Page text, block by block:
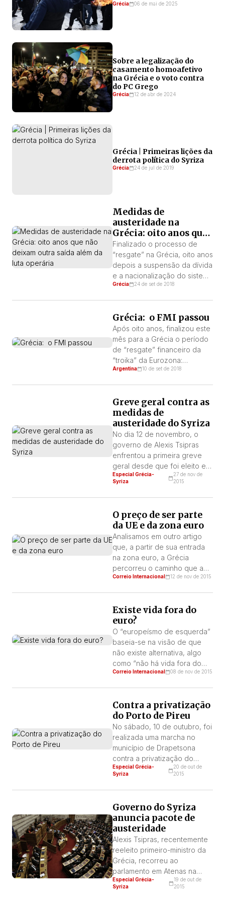
Grécia 06 de mai de 2025
Sobre a legalização do
casamento homoafetivo
na Grécia e o voto contra
do PC Grego
Grécia 12 de abr de 2024
Grécia | Primeiras lições da
derrota política do Syriza
Grécia 24 de jul de 2019
Medidas de
austeridade na
Grécia: oito anos que
não deixam outra
saída além da luta
operária
Finalizado o processo de
“resgate” na Grécia, oito anos
depois a suspensão da dívida
e a nacionalização do sistema
financeiro ainda estão
entender o que está
acontecendo na Grécia e por
que está acontecendo dessa
forma; entender para onde o
país helênico está indo e tirar
conclusões a […]
Grécia 24 de set de 2018
Grécia: o FMI passou
Após oito anos, finalizou este
mês para a Grécia o período
de “resgate” financeiro da
“troika” da Eurozona:
Comissão Europeia (CE), o
Internacional (FMI), liderado
por este último organismo
imperial e suas receitas
econômicas. As
consequências estão à vista:
recessão, desemprego,
infraestruturas deterioradas,
território fiscal privatizado,
aumento […]
Argentina 10 de set de 2018
Greve geral contra as
medidas de
austeridade do Syriza
No dia 12 de novembro, o
governo de Alexis Tsipras
enfrentou a primeira greve
geral desde que foi eleito em
janeiro deste ano. A medida
de força foi convocada pela
Confederação dos Sindicatos
ADEDY, pela Central que
reúne os sindicatos do setor
privado GSEE, além do PAME,
o agrupamento sindical que o
[…]
Especial Grécia-
Syriza
27 de nov de
2015
O preço de ser parte
da UE e da zona euro
Analisamos em outro artigo
que, a partir de sua entrada
na zona euro, a Grécia
percorreu o caminho que a
transformou de sócio menor
imperialistas europeias,
especialmente da Alemanha.
Algumas elaborações dentro
da LIT-QI consideram que
esse caráter semicolonial já
começou a ser construído a
partir do […]
Correio Internacional 12 de nov de 2015
Existe vida fora do
euro?
O “europeísmo de esquerda”
baseia-se na visão de que
não existe alternativa, algo
como “não há vida fora do
euro”. É o mesmo que dizer
capitalismo imperialista como
este se apresenta hoje.
Correio Internacional 08 de nov de 2015
Contra a privatização
do Porto de Pireu
No sábado, 10 de outubro, foi
realizada uma marcha no
município de Drapetsona
contra a privatização do
porto. A convocatória para a
concentração e a marcha foi
feita pelo próprio município
porto do país, e reivindicava:
“O cancelamento da licitação
para a venda do pacote de
participação majoritária no
OPP […]
Especial Grécia-
Syriza
20 de out de
2015
Governo do Syriza
anuncia pacote de
austeridade
Alexis Tsipras, recentemente
reeleito primeiro-ministro da
Grécia, recorreu ao
parlamento em Atenas na
última segunda-feira para
apresentar as prioridades de
Especial Grécia-
Syriza
19 de out de
2015